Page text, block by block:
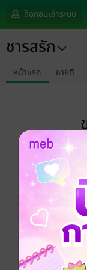
ล็อกอินเข้าระบบ
ชารสรัก
หน้าแรก ขายดี
ไม่พ